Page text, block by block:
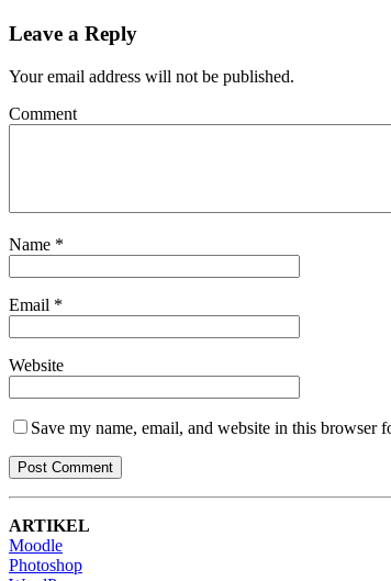
Leave a Reply
Your email address will not be published.
Comment
Name *
Email *
Website
Save my name, email, and website in this browser
ARTIKEL
Moodle
Photoshop